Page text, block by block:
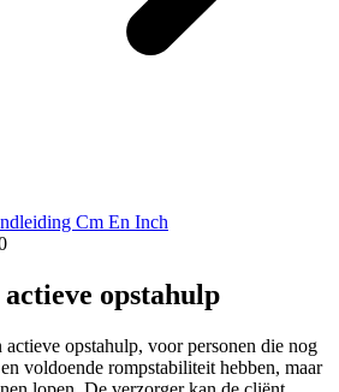
opstahulp
opstahulp, voor personen die nog
voldoende rompstabiliteit hebben, maar